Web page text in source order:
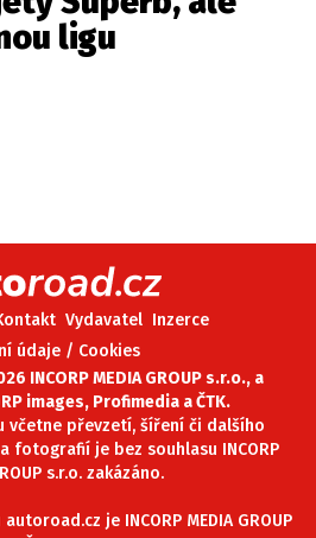
ligu
Vydavatel Inzerce
údaje / Cookies
INCORP MEDIA GROUP s.r.o., a
images, Profimedia a ČTK.
včetne převzetí, šíření či dalšího
fotografií je bez souhlasu INCORP
s.r.o. zakázáno.
je INCORP MEDIA GROUP